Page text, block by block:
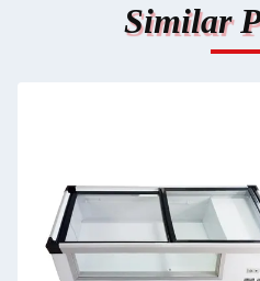
Similar